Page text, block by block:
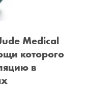
Medical
которого
в